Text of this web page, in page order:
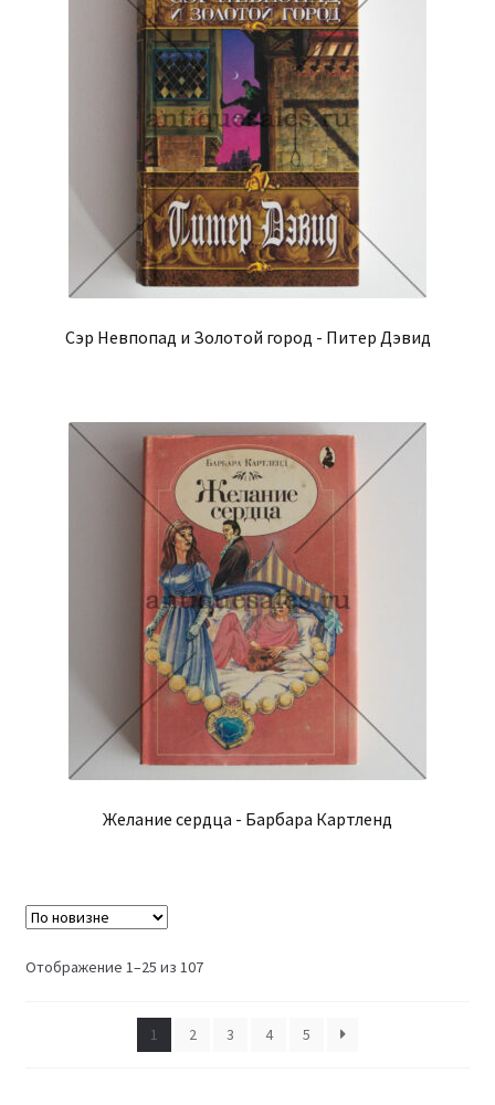
Сэр Невпопад и Золотой город - Питер Дэвид
Желание сердца - Барбара Картленд
Отображение 1–25 из 107Сортировка:
1
2 3 4 5